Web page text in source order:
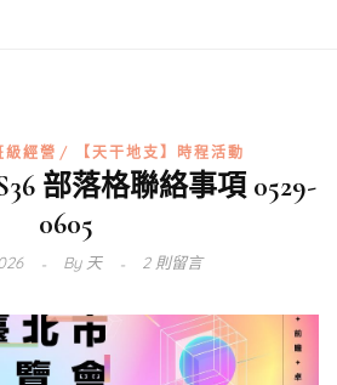
級經營 【天干地支】時程活動
部落格聯絡事項 0529-
0605
By天 2 則留言